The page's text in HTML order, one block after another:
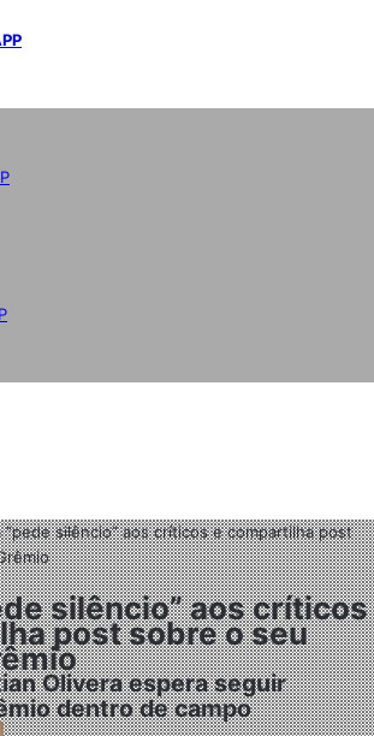
“pede silêncio” aos críticos e compartilha post
silêncio” aos críticos
post sobre o seu
Olivera espera seguir
dentro de campo